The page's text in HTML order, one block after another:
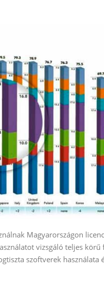
Magyarországon
vizsgáló teljes
szoftverek használata